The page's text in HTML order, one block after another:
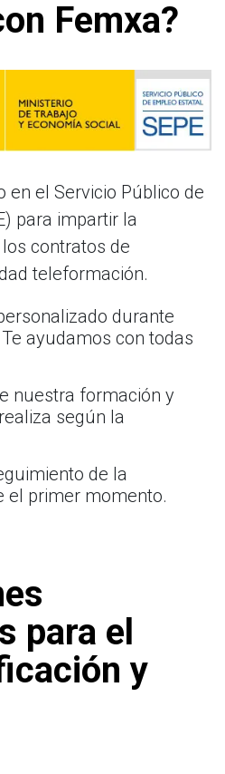
Femxa?
en el Servicio Público de
para impartir la
contratos de
teleformación.
durante
ayudamos con todas
nuestra formación y
según la
de la
el primer momento.
para el
y